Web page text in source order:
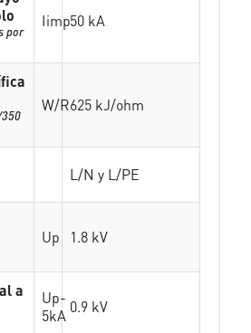
por
Iimp50 kA
W/R625 kJ/ohm
L/N y L/PE
Up 1.8 kV
a
Up-
5kA 0.9 kV